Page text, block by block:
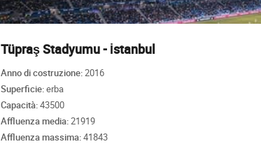
Tüpraş Stadyumu - İstanbul
Anno di costruzione:2016
Superficie:erba
Capacità:43500
Affluenza media:21919
Affluenza massima:41843